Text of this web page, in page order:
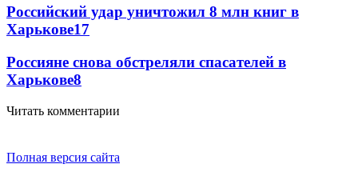
Российский удар уничтожил 8 млн книг в
Харькове17
Россияне снова обстреляли спасателей в
Харькове8
Читать комментарии
Полная версия сайта